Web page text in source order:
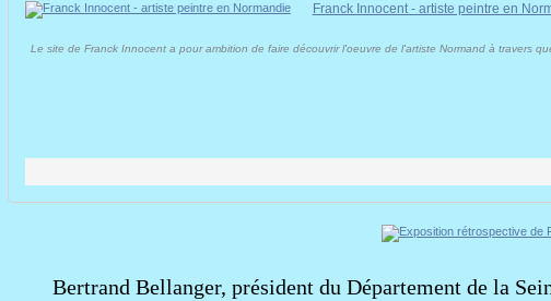
Franck Innocent - artiste peintre en
Le site de Franck Innocent a pour ambition de faire découvrir l'oeuvre de l'artiste Normand à travers
Bertrand Bellanger, président du Département de la